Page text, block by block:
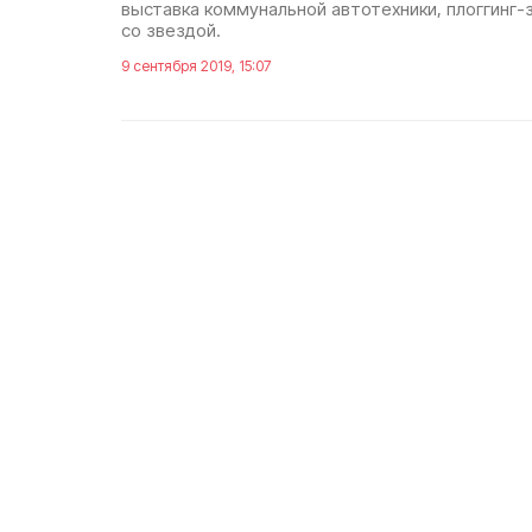
выставка коммунальной автотехники, плоггинг-
со звездой.
9 сентября 2019, 15:07